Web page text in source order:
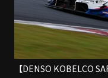
【DENSO KOBELCO